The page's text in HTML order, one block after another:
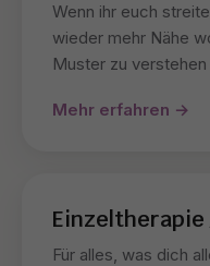
Wenn ihr euch
wieder mehr Nähe
Muster zu
Mehr erfahren →
Einzeltherapie
Für alles, was dich